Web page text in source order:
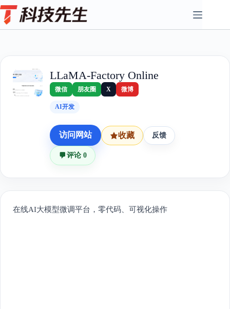
Skip
to
content
LLaMA-Factory Online
微信 朋友圈 X 微博
AI开发
访问网站 收藏 反馈
评论 0
在线AI大模型微调平台，零代码、可视化操作